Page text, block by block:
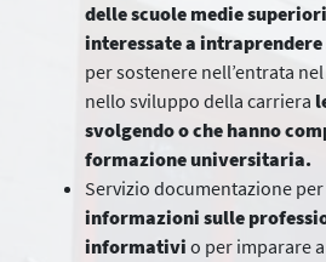
delle scuole medie superiori
interessate a
per sostenere nell’entrata
nello sviluppo della carriera
svolgendo o che hanno
formazione universitaria.
Servizio documentazione
informazioni sulle
informativi o per imparare